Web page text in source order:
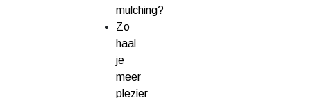
mulching?
Zo
haal
je
meer
plezier